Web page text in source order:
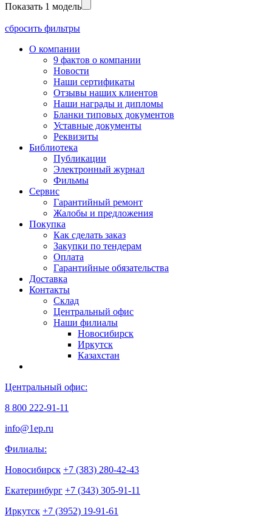
Показать 1 модель
сбросить фильтры
О компании
9 фактов о компании
Новости
Наши сертификаты
Отзывы наших клиентов
Наши награды и дипломы
Бланки типовых документов
Уставные документы
Реквизиты
Библиотека
Публикации
Электронный журнал
Фильмы
Сервис
Гарантийный ремонт
Жалобы и предложения
Покупка
Как сделать заказ
Закупки по тендерам
Оплата
Гарантийные обязательства
Доставка
Контакты
Склад
Центральный офис
Наши филиалы
Новосибирск
Иркутск
Казахстан
Центральный офис:
8 800 222-91-11
info@1ep.ru
Филиалы:
Новосибирск +7 (383) 280-42-43
Екатеринбург +7 (343) 305-91-11
Иркутск +7 (3952) 19-91-61